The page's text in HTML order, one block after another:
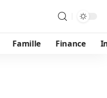
Famille Finance